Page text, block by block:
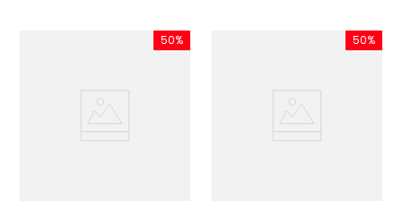
50% 50%